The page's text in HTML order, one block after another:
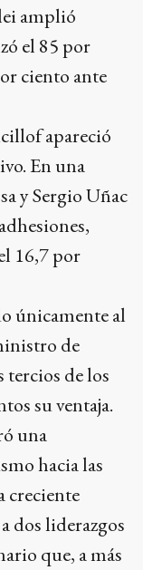
amplió
el 85 por
ciento ante
apareció
En una
y Sergio Uñac
16,7 por
únicamente al
de
de los
su ventaja.
una
hacia las
creciente
dos liderazgos
que, a más